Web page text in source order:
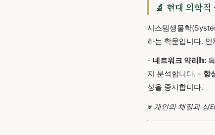
🔬 현대 의학적
시스템생물학
하는 학문입니다.
- 네트워크 약리𝕙:
지 분석합니다. - 항
성을 중시합니다.
※ 개인의 체질과 상